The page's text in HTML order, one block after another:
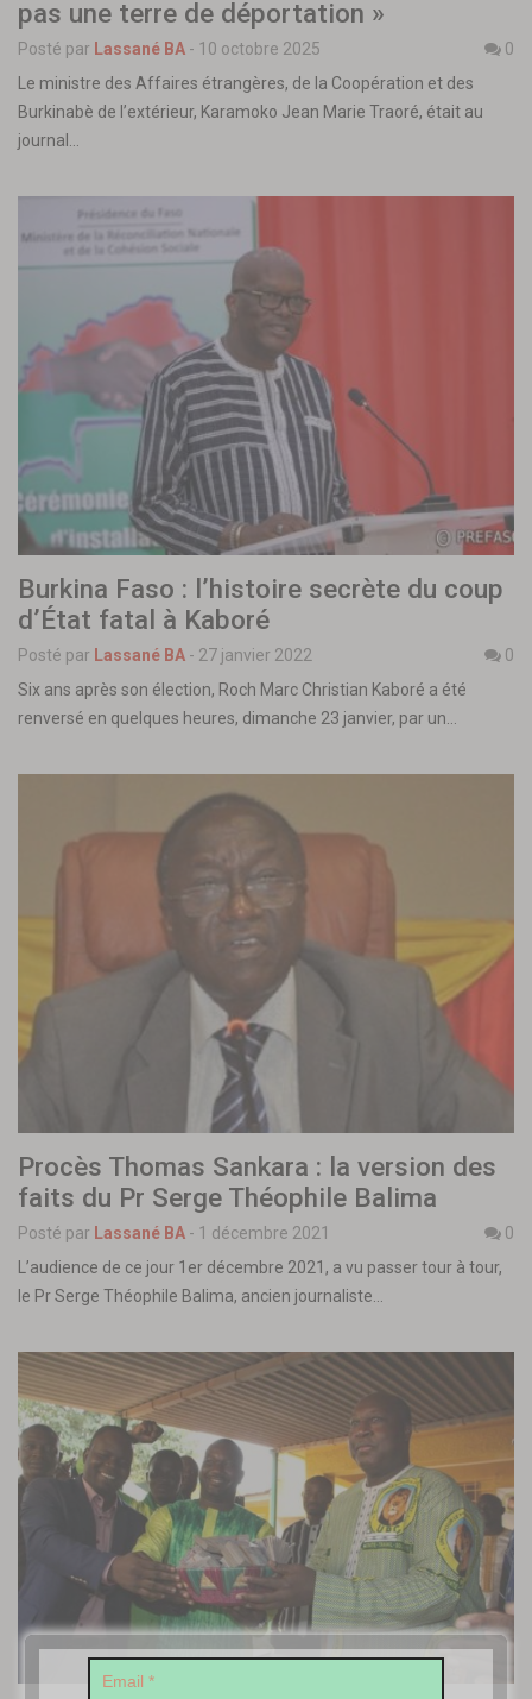
pas une terre de déportation »
Posté par Lassané BA - 10 octobre 2025
0
Le ministre des Affaires étrangères, de la Coopération et des
Burkinabè de l’extérieur, Karamoko Jean Marie Traoré, était au
journal…
Burkina Faso : l’histoire secrète du coup
d’État fatal à Kaboré
Posté par Lassané BA - 27 janvier 2022
0
Six ans après son élection, Roch Marc Christian Kaboré a été
renversé en quelques heures, dimanche 23 janvier, par un…
Procès Thomas Sankara : la version des
faits du Pr Serge Théophile Balima
Posté par Lassané BA - 1 décembre 2021
0
L’audience de ce jour 1er décembre 2021, a vu passer tour à tour,
le Pr Serge Théophile Balima, ancien journaliste…